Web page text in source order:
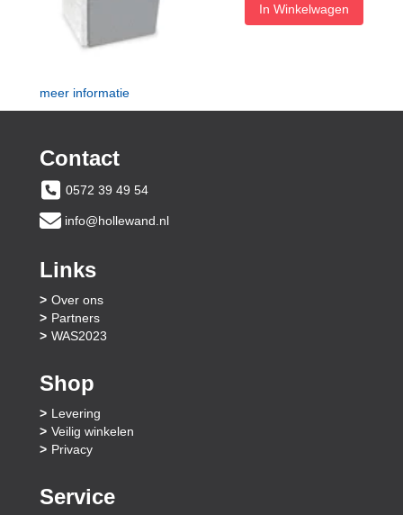
In Winkelwagen
meer informatie
Contact
0572 39 49 54
info@hollewand.nl
Links
Over ons
Partners
WAS2023
Shop
Levering
Veilig winkelen
Privacy
Service